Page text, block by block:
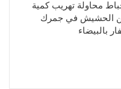
محاولة تهريب كمية
الحشيش في جمرك
بالبيضاء